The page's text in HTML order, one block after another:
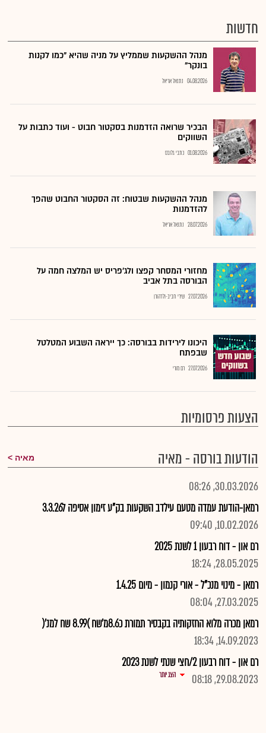
חדשות
מנהל ההשקעות שממליץ על מניה שהיא "כמו לקנות
בונקר"
04.08.2026 נתנאל אריאל
הבכיר שרואה הזדמנות בסקטור חבוט - ועוד כתבות על
השווקים
01.08.2026 כתבי גלובס
מנהל ההשקעות שבטוח: זה הסקטור החבוט שהפך
להזדמנות
28.07.2026 נתנאל אריאל
מחזורי המסחר קפצו ולג'פריס יש המלצה חמה על
הבורסה בתל אביב
27.07.2026 שירי חביב-ולדהורן
היכונו לירידות בבורסה: כך ייראה השבוע המטלטל
שבפתח
27.07.2026 רם מורי
הצעות פרסומיות
הודעות בורסה - מאיה
מאיה
30.03.2026, 08:26
רמאן-הודעת עמדה מטעם עילדב השקעות בק"ע זימון אסיפה ל3.3.26
10.02.2026, 09:40
רם און - דוח רבעון 1 לשנת 2025
28.05.2025, 18:24
רמאן - מינוי מנכ"ל - אורי קנמון - מיום 1.4.25
27.03.2025, 08:04
רמאן מכרה מלוא החזקותיה בקבסיר תמורת כ8.6מ'שח )8.99 שח למנ'(
14.09.2023, 18:34
רם און - דוח רבעון 2/חצי שנתי לשנת 2023
29.08.2023, 08:18
הצג יותר